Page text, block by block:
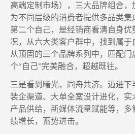
高端定制 市场） ， 三大品牌组合，
为不同层级的消费者提供多品类集
第二个自己 ， 是经销商看清自身优
况，从六大类客户群中 ，找到属于
从顶固的三个品牌系列中，匹配
个“自己”完美融合，超越既往。
三是看到曙光，同舟共济。 迈进下
装企渠道、大单全案设计进化，实
产品供给， 新媒体流量赋能等， 多
绩增长 ， 蓄势进击。